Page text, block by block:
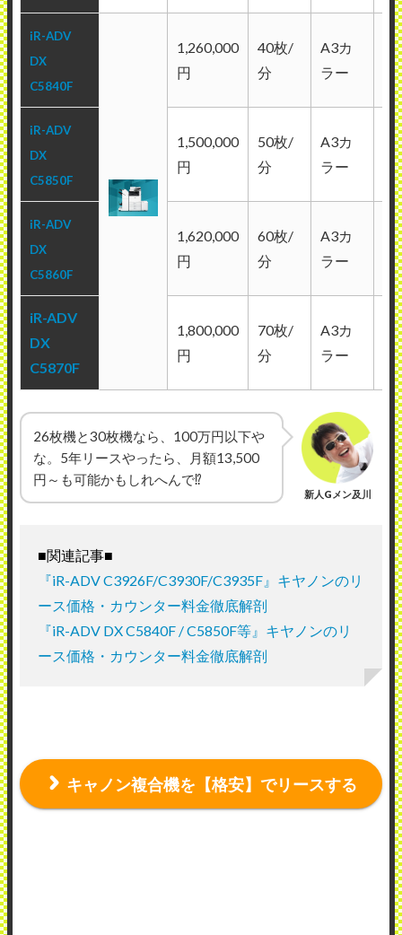
iR-ADV
DX
C5840F
1,260,000
円
40枚/
分
A3カ
ラー
iR-ADV
DX
C5850F
1,500,000
円
50枚/
分
A3カ
ラー
iR-ADV
DX
C5860F
1,620,000
円
60枚/
分
A3カ
ラー
iR-ADV
DX
C5870F
1,800,000
円
70枚/
分
A3カ
ラー
26枚機と30枚機なら、100万円以下や
な。5年リースやったら、月額13,500
円～も可能かもしれへんで⁉
新人Gメン及川
■関連記事■
『iR-ADV C3926F/C3930F/C3935F』キヤノンのリ
ース価格・カウンター料金徹底解剖
『iR-ADV DX C5840F / C5850F等』キヤノンのリ
ース価格・カウンター料金徹底解剖
キャノン複合機を【格安】でリースする